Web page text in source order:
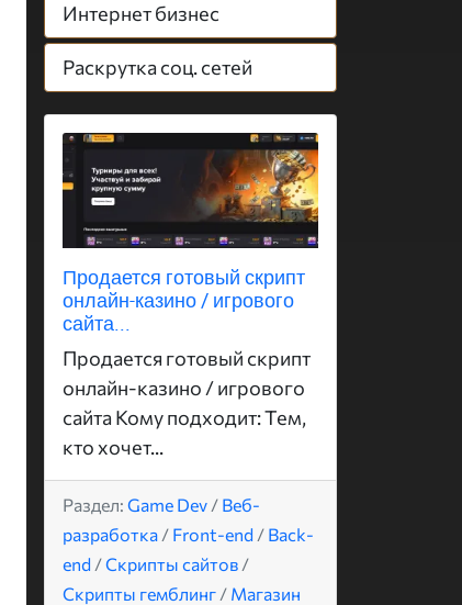
Интернет бизнес
Раскрутка соц. сетей
Продается готовый скрипт
онлайн-казино / игрового
сайта...
Продается готовый скрипт
онлайн-казино / игрового
сайта Кому подходит: Тем,
кто хочет...
Раздел: Game Dev / Веб-
разработка / Front-end / Back-
end /Скрипты сайтов /
Скрипты гемблинг / Магазин